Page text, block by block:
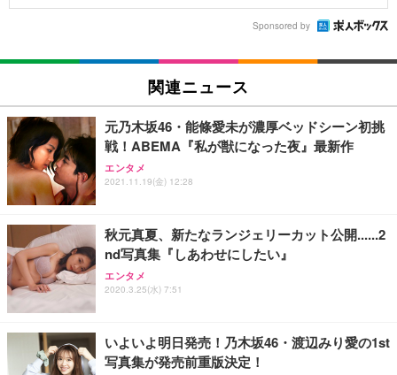
Sponsored by
関連ニュース
元乃木坂46・能條愛未が濃厚ベッドシーン初挑
戦！ABEMA『私が獣になった夜』最新作
エンタメ
2021.11.19(金) 12:28
秋元真夏、新たなランジェリーカット公開......2
nd写真集『しあわせにしたい』
エンタメ
2020.3.25(水) 7:51
いよいよ明日発売！乃木坂46・渡辺みり愛の1st
写真集が発売前重版決定！